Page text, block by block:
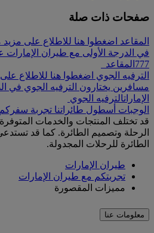
صفحات ذات صلة
المقاعد اضغطوا هنا للاطلاع على
في الدرجة الأولى مع طيران الإمارات
777 المقاعد
الترفيه الجوي اضغطوا هنا للاطلاع
مسافرين يختارون الترفيه الجوي في
الإماراتالترفيه الجوي
الوجبات أسطول طائراتنا تجربة سفركم
قد تختلف المنتجات والخدمات
الرحلة وتصميم الطائرة. كما قد
الطائرة للرحلات المجدولة.
طيران الإمارات
تجربتكم مع طيران الإمارات
مميزات المقصورة
معلومات عنا